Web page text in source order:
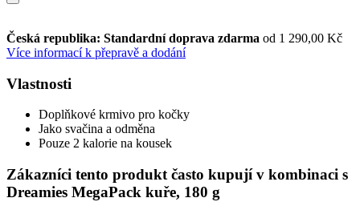
Česká republika: Standardní doprava zdarma od 1 290,00 Kč
Více informací k přepravě a dodání
Vlastnosti
Doplňkové krmivo pro kočky
Jako svačina a odměna
Pouze 2 kalorie na kousek
Zákazníci tento produkt často kupují v kombinaci s
Dreamies MegaPack kuře, 180 g